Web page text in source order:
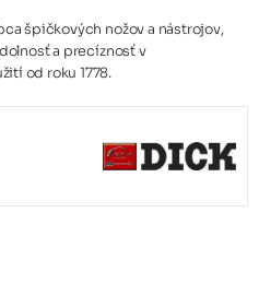
špičkových nožov a nástrojov,
a precíznosť v
od roku 1778.